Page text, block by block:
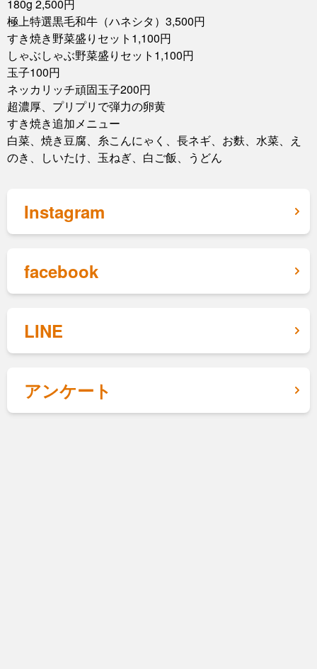
180g 2,500円
極上特選黒毛和牛（ハネシタ）3,500円
すき焼き野菜盛りセット1,100円
しゃぶしゃぶ野菜盛りセット1,100円
玉子100円
ネッカリッチ頑固玉子200円
超濃厚、プリプリで弾力の卵黄
すき焼き追加メニュー
白菜、焼き豆腐、糸こんにゃく、長ネギ、お麩、水菜、え
のき、しいたけ、玉ねぎ、白ご飯、うどん
Instagram
facebook
LINE
アンケート